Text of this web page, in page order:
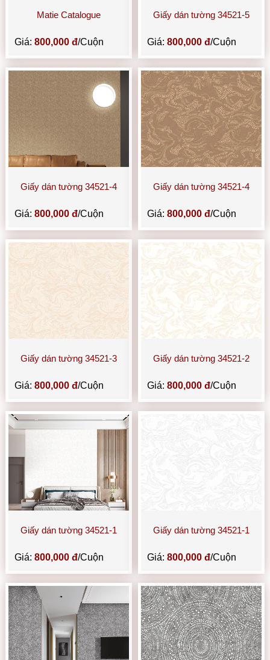
Matie Catalogue
Giá:800,000 đ/Cuộn
Giấy dán tường 34521-5
Giá: 800,000 đ/Cuộn
Giấy dán tường 34521-4
Giá:800,000 đ/Cuộn
Giấy dán tường 34521-4
Giá: 800,000 đ/Cuộn
Giấy dán tường 34521-3
Giá:800,000 đ/Cuộn
Giấy dán tường 34521-2
Giá: 800,000 đ/Cuộn
Giấy dán tường 34521-1
Giá:800,000 đ/Cuộn
Giấy dán tường 34521-1
Giá: 800,000 đ/Cuộn